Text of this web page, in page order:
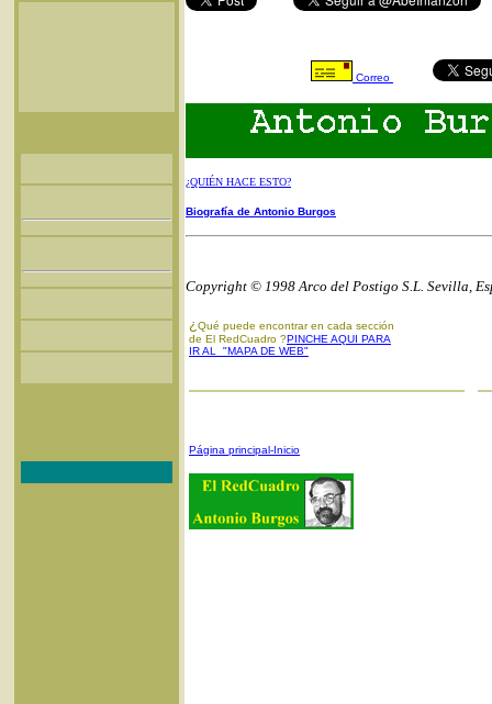
Correo
¿QUIÉN HACE ESTO?
Biografía de Antonio Burgos
Copyright © 1998 Arco del Postigo S.L. Sevilla,
¿ Qué puede encontrar en cada sección
de El RedCuadro ?PINCHE AQUI PARA
IR AL "MAPA DE WEB"
Página principal-Inicio